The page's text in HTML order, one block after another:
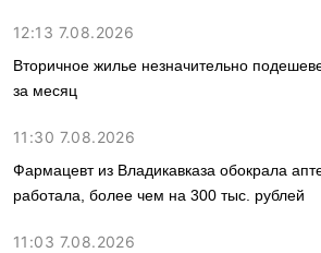
12:13 7.08.2026
Вторичное жилье незначительно
за месяц
11:30 7.08.2026
Фармацевт из Владикавказа обокрала
работала, более чем на 300 тыс. рублей
11:03 7.08.2026